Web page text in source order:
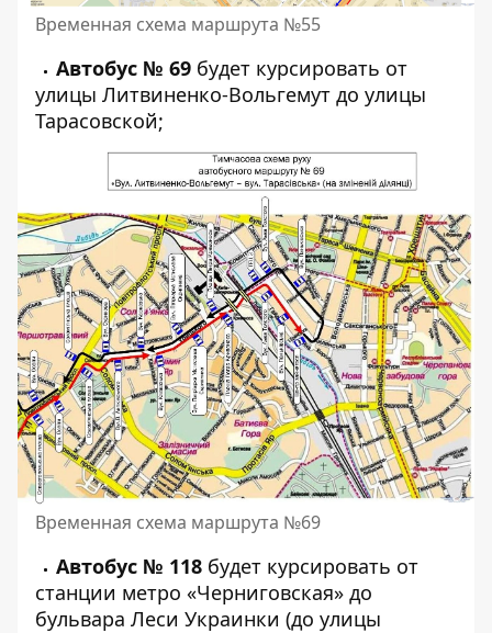
Временная схема маршрута №55
Автобус № 69 будет курсировать от
улицы Литвиненко-Вольгемут до улицы
Тарасовской;
Временная схема маршрута №69
Автобус № 118 будет курсировать от
станции метро «Черниговская» до
бульвара Леси Украинки (до улицы